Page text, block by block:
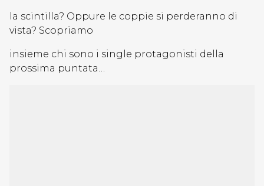
la scintilla? Oppure le coppie si perderanno di
vista? Scopriamo
insieme chi sono i single protagonisti della
prossima puntata…